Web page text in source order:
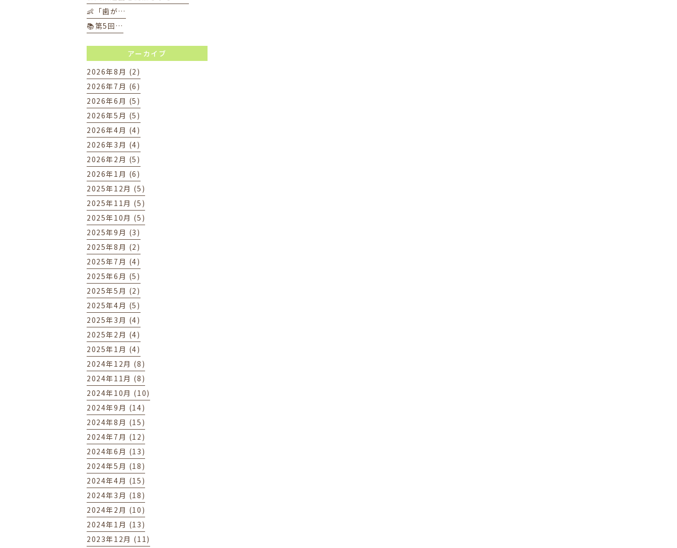
👶「歯が…
📚第5回…
アーカイブ
2026年8月 (2)
2026年7月 (6)
2026年6月 (5)
2026年5月 (5)
2026年4月 (4)
2026年3月 (4)
2026年2月 (5)
2026年1月 (6)
2025年12月 (5)
2025年11月 (5)
2025年10月 (5)
2025年9月 (3)
2025年8月 (2)
2025年7月 (4)
2025年6月 (5)
2025年5月 (2)
2025年4月 (5)
2025年3月 (4)
2025年2月 (4)
2025年1月 (4)
2024年12月 (8)
2024年11月 (8)
2024年10月 (10)
2024年9月 (14)
2024年8月 (15)
2024年7月 (12)
2024年6月 (13)
2024年5月 (18)
2024年4月 (15)
2024年3月 (18)
2024年2月 (10)
2024年1月 (13)
2023年12月 (11)